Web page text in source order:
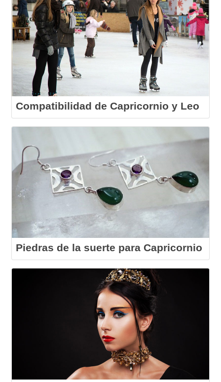
Compatibilidad de Capricornio y Leo
Piedras de la suerte para Capricornio